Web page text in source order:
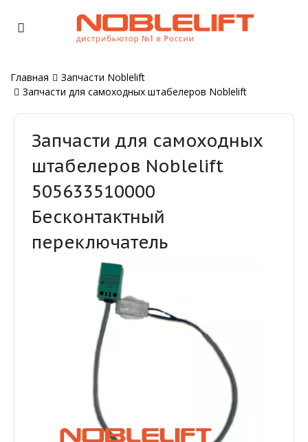
Главная
Запчасти Noblelift
Запчасти для самоходных штабелеров Noblelift
Запчасти для самоходных
штабелеров Noblelift
505633510000
Бесконтактный
переключатель